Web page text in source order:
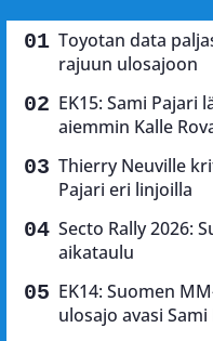
Toyotan data
rajuun ulosajoon
EK15: Sami Pajari
aiemmin Kalle
Thierry Neuville
Pajari eri linjoilla
Secto Rally 2026:
aikataulu
EK14: Suomen
ulosajo avasi